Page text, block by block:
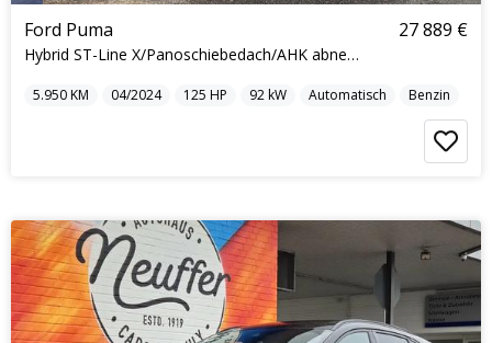
Ford Puma
Hybrid ST-Line X/Panoschiebedach/AHK abnehmbar
27 889 €
5.950KM 04/2024 125 HP 92kW Automatisch Benzin